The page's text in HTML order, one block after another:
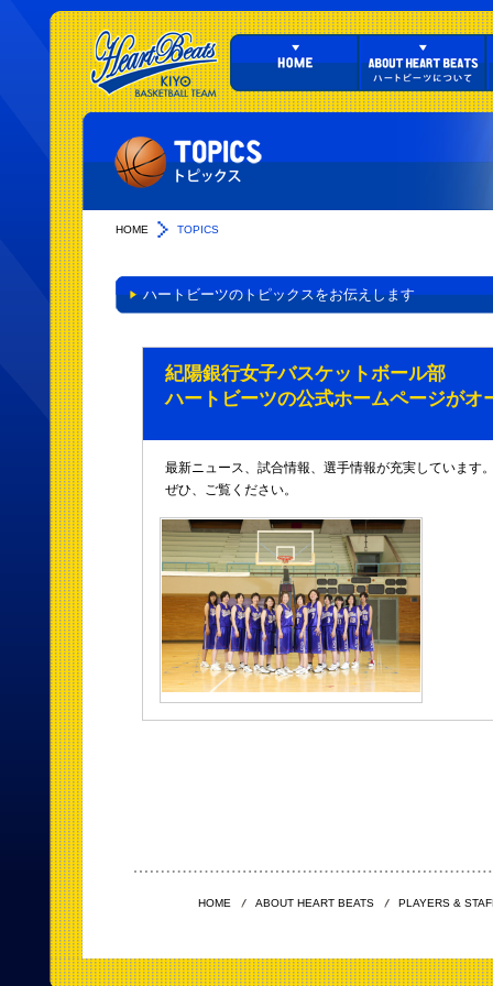
HOME TOPICS
ハートビーツのトピックスをお伝えします
紀陽銀行女子バスケットボール部
ハートビーツの公式ホームページがオ
最新ニュース、試合情報、選手情報が充実しています
ぜひ、ご覧ください。
HOME ABOUT HEART BEATS PLAYERS &